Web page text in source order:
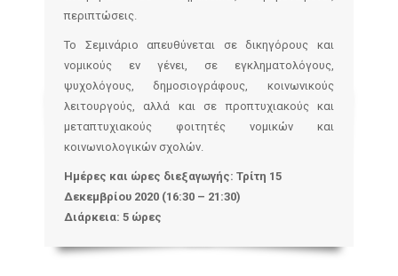
περιπτώσεις.
Το Σεμινάριο απευθύνεται σε δικηγόρους και
νομικούς εν γένει, σε εγκληματολόγους,
ψυχολόγους, δημοσιογράφους, κοινωνικούς
λειτουργούς, αλλά και σε προπτυχιακούς και
μεταπτυχιακούς φοιτητές νομικών και
κοινωνιολογικών σχολών.
Ημέρες και ώρες διεξαγωγής: Τρίτη 15
Δεκεμβρίου 2020 (16:30 – 21:30)
Διάρκεια: 5 ώρες